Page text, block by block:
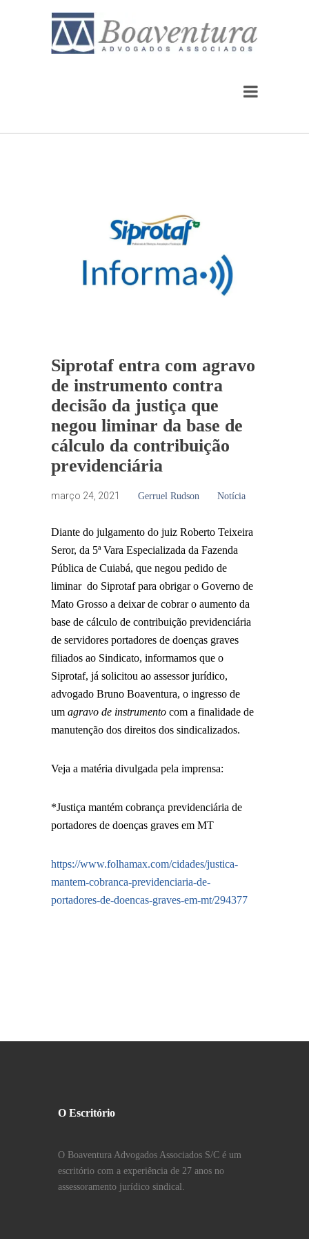
Siprotaf entra com agravo
de instrumento contra
decisão da justiça que
negou liminar da base de
cálculo da contribuição
previdenciária
março 24, 2021 Gerruel Rudson Notícia
Diante do julgamento do juiz Roberto Teixeira
Seror, da 5ª Vara Especializada da Fazenda
Pública de Cuiabá, que negou pedido de
liminar do Siprotaf para obrigar o Governo de
Mato Grosso a deixar de cobrar o aumento da
base de cálculo de contribuição previdenciária
de servidores portadores de doenças graves
filiados ao Sindicato, informamos que o
Siprotaf, já solicitou ao assessor jurídico,
advogado Bruno Boaventura, o ingresso de
um agravo de instrumento com a finalidade de
manutenção dos direitos dos sindicalizados.
Veja a matéria divulgada pela imprensa:
*Justiça mantém cobrança previdenciária de
portadores de doenças graves em MT
https://www.folhamax.com/cidades/justica-
mantem-cobranca-previdenciaria-de-
portadores-de-doencas-graves-em-mt/294377
O Escritório
O Boaventura Advogados Associados S/C é um
escritório com a experiência de 27 anos no
assessoramento jurídico sindical.